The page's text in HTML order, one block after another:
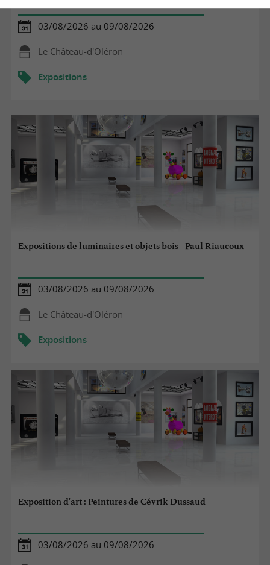
03/08/2026 au 09/08/2026
Le Château-d'Oléron
Expositions
Expositions de luminaires et objets bois - Paul Riaucoux
03/08/2026 au 09/08/2026
Le Château-d'Oléron
Expositions
Exposition d'art : Peintures de Cévrik Dussaud
03/08/2026 au 09/08/2026